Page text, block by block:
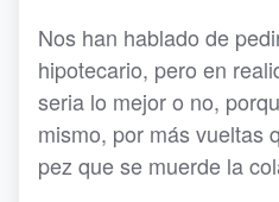
Nos han hablado de
hipotecario, pero en
seria lo mejor o no,
mismo, por más vueltas
pez que se muerde la